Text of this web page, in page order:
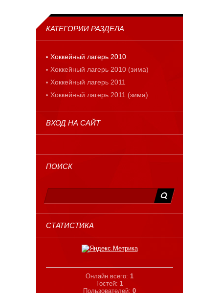
КАТЕГОРИИ РАЗДЕЛА
Хоккейный лагерь 2010
Хоккейный лагерь 2010 (зима)
Хоккейный лагерь 2011
Хоккейный лагерь 2011 (зима)
ВХОД НА САЙТ
ПОИСК
СТАТИСТИКА
Онлайн всего: 1
Гостей: 1
Пользователей: 0